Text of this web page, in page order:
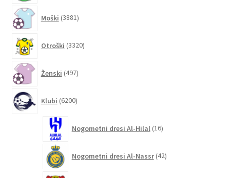
Moški 3881izdelkov
Otroški 3320izdelkov
Ženski 497izdelkov
Klubi 6200izdelkov
Nogometni dresi Al-Hilal 16izdelkov
Nogometni dresi Al-Nassr 42izdelkov